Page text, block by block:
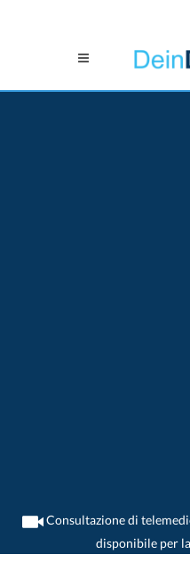
Consultazione di
disponibile per
>Psichiatra>Bern>Dr. Bruno